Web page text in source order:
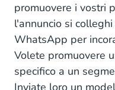
promuovere i vostri
l'annuncio si
WhatsApp per
Volete promuovere
specifico a un